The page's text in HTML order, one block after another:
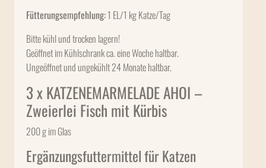
Fütterungsempfehlung:1 EL/1 kg Katze/Tag
Bitte kühl und trocken lagern!
Geöffnet im Kühlschrank ca. eine Woche haltbar.
Ungeöffnet und ungekühlt 24 Monate haltbar.
3 x KATZENEMARMELADE AHOI –
Zweierlei Fisch mit Kürbis
200 g im Glas
Ergänzungsfuttermittel für Katzen